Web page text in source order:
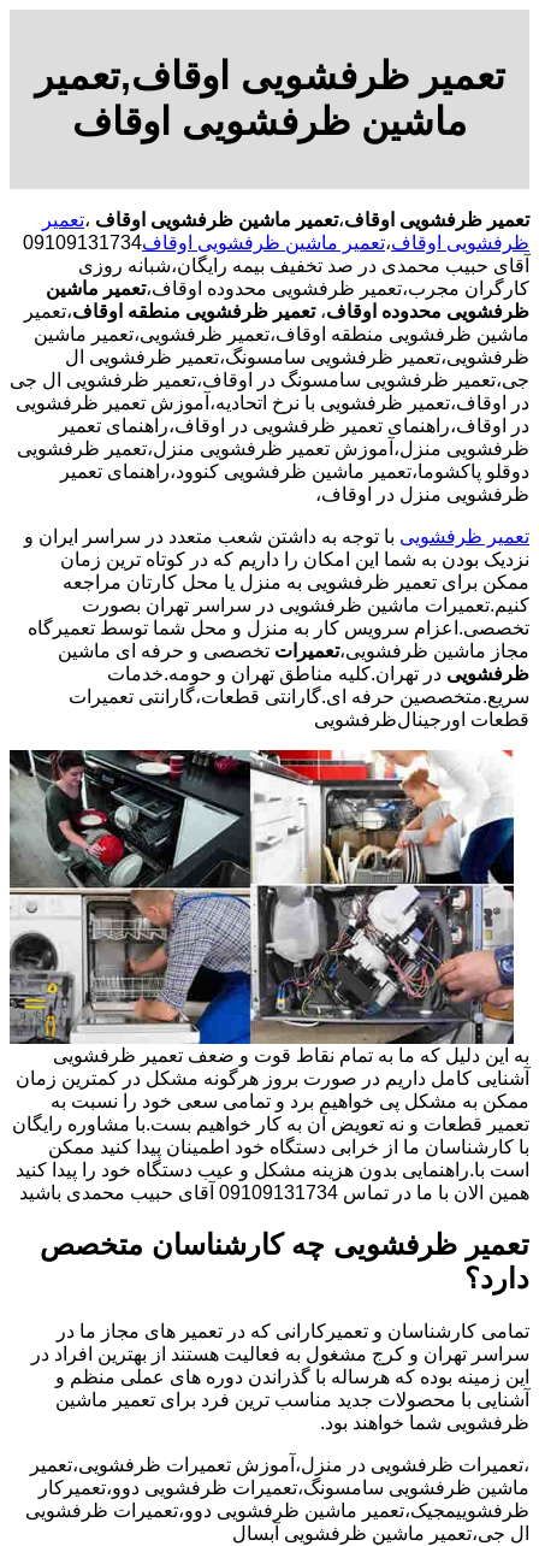
تعمیر ظرفشویی اوقاف,تعمیر
ماشین ظرفشویی اوقاف
تعمیر ظرفشویی اوقاف،تعمیر ماشین ظرفشویی اوقاف ،تعمیر
ظرفشویی اوقاف،تعمیر ماشین ظرفشویی اوقاف09109131734
آقای حبیب محمدی در صد تخفیف بیمه رایگان،شبانه روزی
کارگران مجرب،تعمیر ظرفشویی محدوده اوقاف،تعمیر ماشین
ظرفشویی محدوده اوقاف، تعمیر ظرفشویی منطقه اوقاف،تعمیر
ماشین ظرفشویی منطقه اوقاف،تعمیر ظرفشویی،تعمیر ماشین
ظرفشویی،تعمیر ظرفشویی سامسونگ،تعمیر ظرفشویی ال
جی،تعمیر ظرفشویی سامسونگ در اوقاف،تعمیر ظرفشویی ال جی
در اوقاف،تعمیر ظرفشویی با نرخ اتحادیه،آموزش تعمیر ظرفشویی
در اوقاف،راهنمای تعمیر ظرفشویی در اوقاف،راهنمای تعمیر
ظرفشویی منزل،آموزش تعمیر ظرفشویی منزل،تعمیر ظرفشویی
دوقلو پاکشوما،تعمیر ماشین ظرفشویی کنوود،راهنمای تعمیر
ظرفشویی منزل در اوقاف،
تعمیر ظرفشویی با توجه به داشتن شعب متعدد در سراسر ایران و
نزدیک بودن به شما این امکان را داریم که در کوتاه ترین زمان
ممکن برای تعمیر ظرفشویی به منزل یا محل کارتان مراجعه
کنیم.تعمیرات ماشین ظرفشویی در سراسر تهران بصورت
تخصصی.اعزام سرویس کار به منزل و محل شما توسط تعمیرگاه
مجاز ماشین ظرفشویی،تعمیرات تخصصی و حرفه ای ماشین
ظرفشویی در تهران.کلیه مناطق تهران و حومه.خدمات
سریع.متخصصین حرفه ای.گارانتی قطعات،گارانتی تعمیرات
قطعات اورجینالظرفشویی
به این دلیل که ما به تمام نقاط قوت و ضعف تعمیر ظرفشویی
آشنایی کامل داریم در صورت بروز هرگونه مشکل در کمترین زمان
ممکن به مشکل پی خواهیم برد و تمامی سعی خود را نسبت به
تعمیر قطعات و نه تعویض آن به کار خواهیم بست.با مشاوره رایگان
با کارشناسان ما از خرابی دستگاه خود اطمینان پیدا کنید ممکن
است با.راهنمایی بدون هزینه مشکل و عیب دستگاه خود را پیدا کنید
همین الان با ما در تماس 09109131734 آقای حبیب محمدی باشید
تعمیر ظرفشویی چه کارشناسان متخصص
دارد؟
تمامی کارشناسان و تعمیرکارانی که در تعمیر های مجاز ما در
سراسر تهران و کرج مشغول به فعالیت هستند از بهترین افراد در
این زمینه بوده که هرساله با گذراندن دوره های عملی منظم و
آشنایی با محصولات جدید مناسب ترین فرد برای تعمیر ماشین
ظرفشویی شما خواهند بود.
،تعمیرات ظرفشویی در منزل،آموزش تعمیرات ظرفشویی،تعمیر
ماشین ظرفشویی سامسونگ،تعمیرات ظرفشویی دوو،تعمیرکار
ظرفشوییمجیک،تعمیر ماشین ظرفشویی دوو،تعمیرات ظرفشویی
ال جی،تعمیر ماشین ظرفشویی آبسال